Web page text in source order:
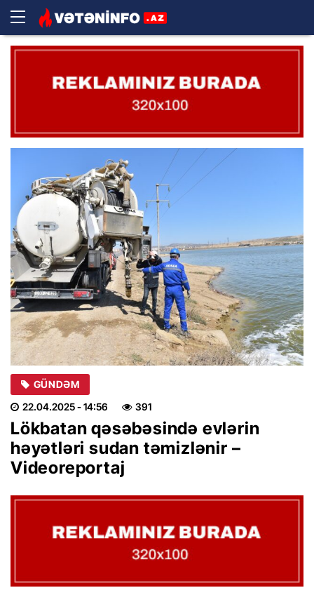
GÜNDƏM
22.04.2025- 14:56 391
Lökbatan qəsəbəsində evlərin
həyətləri sudan təmizlənir –
Videoreportaj